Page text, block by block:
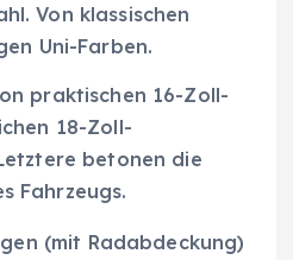
Von klassischen
Uni-Farben.
praktischen 16-Zoll-
18-Zoll-
betonen die
Fahrzeugs.
(mit Radabdeckung)